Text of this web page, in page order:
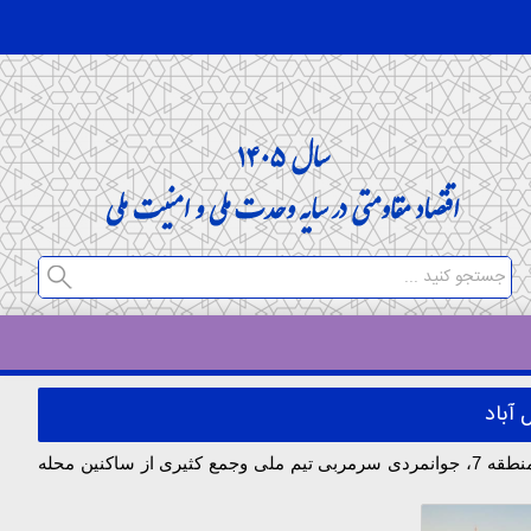
به گزارش روابط عمومی شرکت عمران ومسکن سازان روز پنج شنبه مورخ94/5/29 با حضور اشرفی مدیرعامل شرکت ، معصومی شهردار منطقه 7، جوانمردی سرمربی تیم ملی وجمع کثیری از ساکنین محله